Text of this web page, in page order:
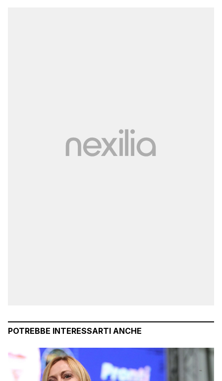
POTREBBE INTERESSARTI ANCHE